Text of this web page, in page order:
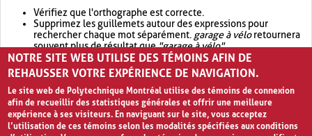
Vérifiez que l'orthographe est correcte.
Supprimez les guillemets autour des expressions pour
rechercher chaque mot séparément. garage à véloretournera
souvent plus de résultat que"garage à vélo".
Envisagez d'élargir votre recherche avec OR.garage OR vélo
retournera souvent plus de résultat quegarage à vélo
NOTRE SITE WEB UTILISE DES TÉMOINS AFIN DE
REHAUSSER VOTRE EXPÉRIENCE DE NAVIGATION.
Le site web de Polytechnique Montréal utilise des témoins de connexion
afin de recueillir des statistiques générales et offrir une meilleure
expérience à ses visiteurs. En naviguant sur le site, vous acceptez
l’utilisation de ces témoins selon les modalités spécifiées aux conditions